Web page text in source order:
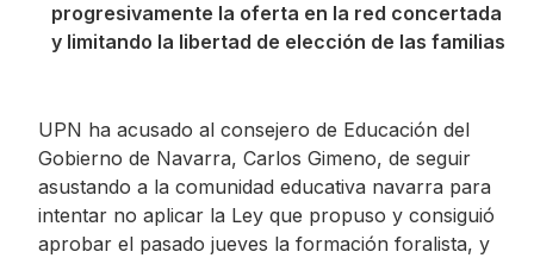
progresivamente la oferta en la red concertada
y limitando la libertad de elección de las familias
UPN ha acusado al consejero de Educación del
Gobierno de Navarra, Carlos Gimeno, de seguir
asustando a la comunidad educativa navarra para
intentar no aplicar la Ley que propuso y consiguió
aprobar el pasado jueves la formación foralista, y